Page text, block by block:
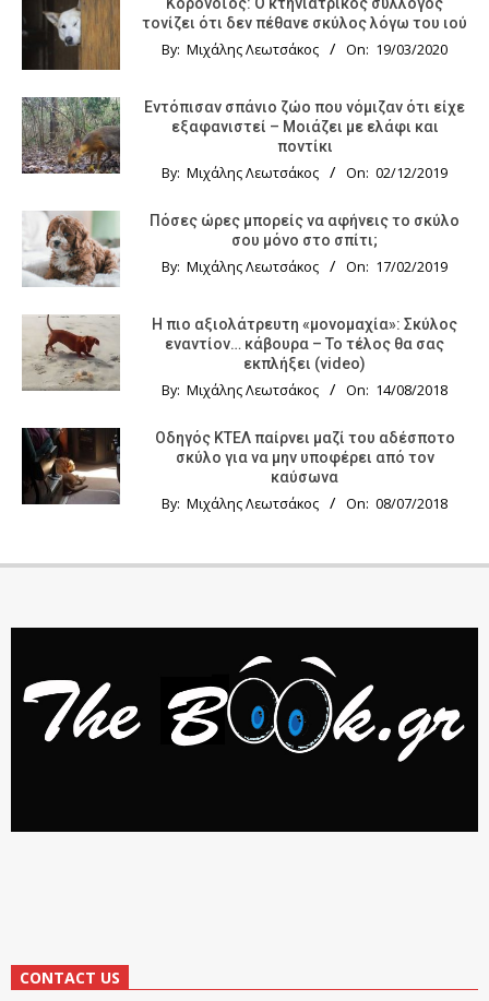
τονίζει ότι δεν πέθανε σκύλος λόγω του ιού
By: Μιχάλης Λεωτσάκος On: 19/03/2020
Εντόπισαν σπάνιο ζώο που νόμιζαν ότι είχε
εξαφανιστεί – Μοιάζει με ελάφι και
ποντίκι
By: Μιχάλης Λεωτσάκος On: 02/12/2019
Πόσες ώρες μπορείς να αφήνεις το σκύλο
σου μόνο στο σπίτι;
By: Μιχάλης Λεωτσάκος On: 17/02/2019
Η πιο αξιολάτρευτη «μονομαχία»: Σκύλος
εναντίον… κάβουρα – Το τέλος θα σας
εκπλήξει (video)
By: Μιχάλης Λεωτσάκος On: 14/08/2018
Οδηγός KTΕΛ παίρνει μαζί του αδέσποτο
σκύλο για να μην υποφέρει από τον
καύσωνα
By: Μιχάλης Λεωτσάκος On: 08/07/2018
CONTACT US